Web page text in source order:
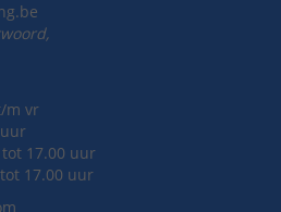
m vr
17.00 uur
17.00 uur